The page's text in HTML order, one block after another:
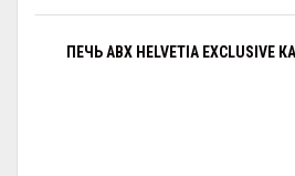
ПЕЧЬ ABX HELVETIA